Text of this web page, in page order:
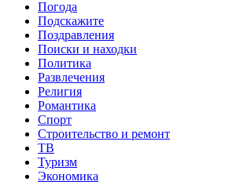
Погода
Подскажите
Поздравления
Поиски и находки
Политика
Развлечения
Религия
Романтика
Спорт
Строительство и ремонт
ТВ
Туризм
Экономика